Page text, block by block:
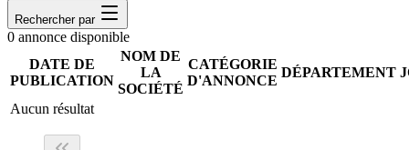
Rechercher par
0 annonce disponible
DATE DE
PUBLICATION
NOM DE
LA
SOCIÉTÉ
CATÉGORIE
D'ANNONCE
DÉPARTEMENT
Aucun résultat